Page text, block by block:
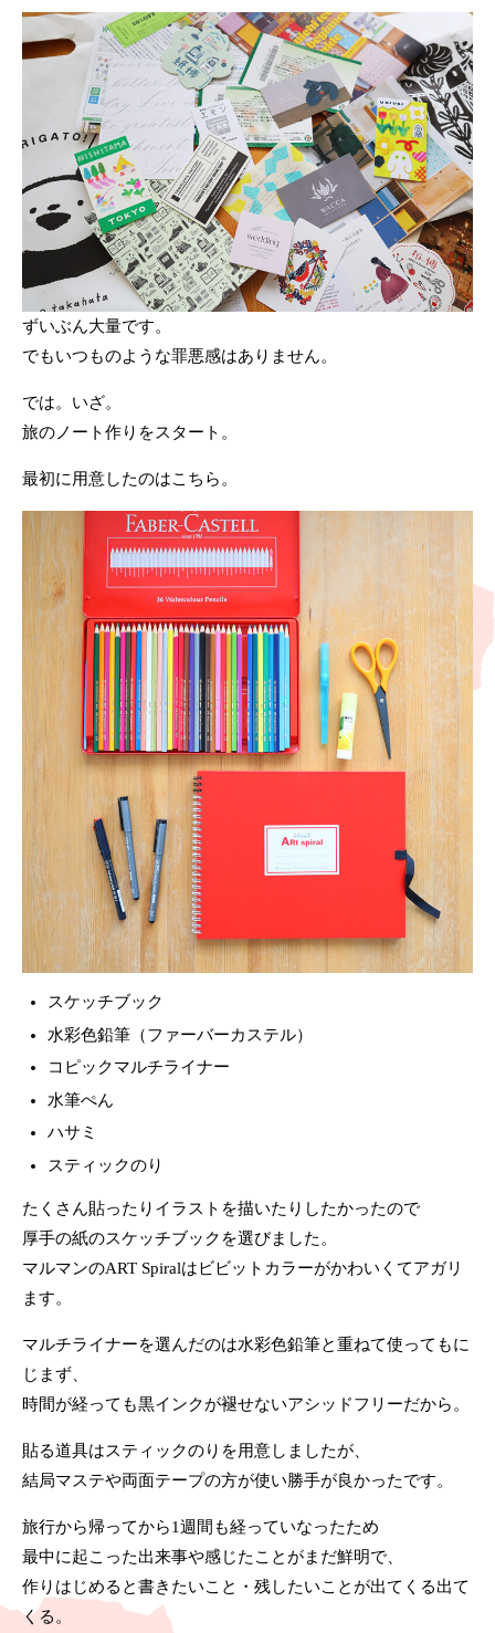
ずいぶん大量です。
でもいつものような罪悪感はありません。
では。いざ。
旅のノート作りをスタート。
最初に用意したのはこちら。
スケッチブック
水彩色鉛筆（ファーバーカステル）
コピックマルチライナー
水筆ぺん
ハサミ
スティックのり
たくさん貼ったりイラストを描いたりしたかったので
厚手の紙のスケッチブックを選びました。
マルマンのART Spiralはビビットカラーがかわいくてアガリ
ます。
マルチライナーを選んだのは水彩色鉛筆と重ねて使ってもに
じまず、
時間が経っても黒インクが褪せないアシッドフリーだから。
貼る道具はスティックのりを用意しましたが、
結局マステや両面テープの方が使い勝手が良かったです。
旅行から帰ってから1週間も経っていなったため
最中に起こった出来事や感じたことがまだ鮮明で、
作りはじめると書きたいこと・残したいことが出てくる出て
くる。